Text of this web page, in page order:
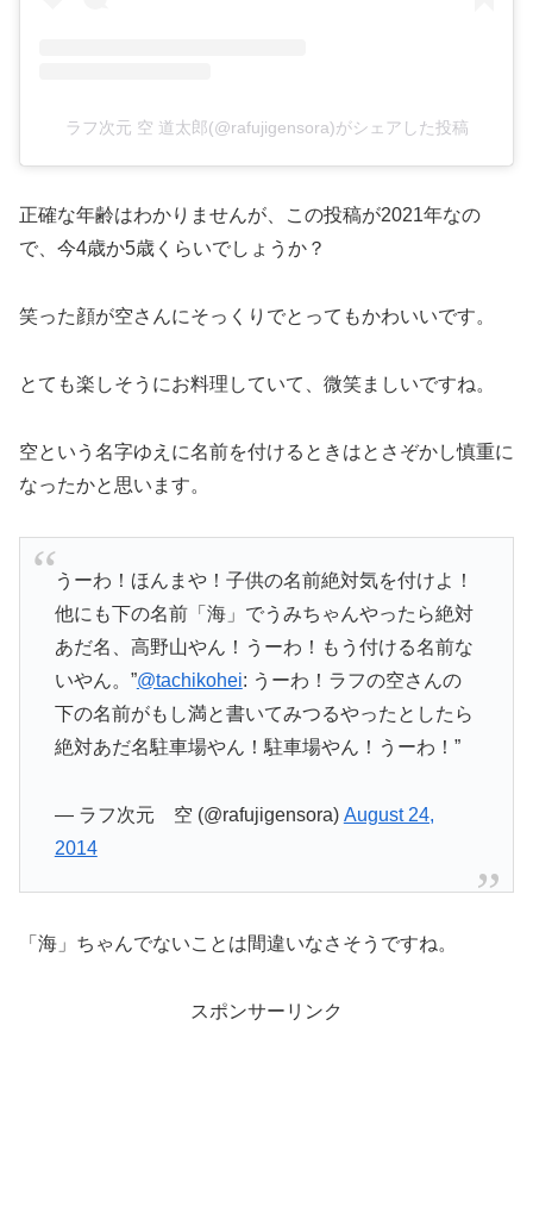
ラフ次元 空 道太郎(@rafujigensora)がシェアした投稿
正確な年齢はわかりませんが、この投稿が2021年なの
で、今4歳か5歳くらいでしょうか？
笑った顔が空さんにそっくりでとってもかわいいです。
とても楽しそうにお料理していて、微笑ましいですね。
空という名字ゆえに名前を付けるときはとさぞかし慎重に
なったかと思います。
うーわ！ほんまや！子供の名前絶対気を付けよ！
他にも下の名前「海」でうみちゃんやったら絶対
あだ名、高野山やん！うーわ！もう付ける名前な
いやん。”@tachikohei: うーわ！ラフの空さんの
下の名前がもし満と書いてみつるやったとしたら
絶対あだ名駐車場やん！駐車場やん！うーわ！”
— ラフ次元 空 (@rafujigensora) August 24,
2014
「海」ちゃんでないことは間違いなさそうですね。
スポンサーリンク